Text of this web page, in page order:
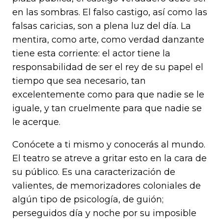
en las sombras. El falso castigo, así como las
falsas caricias, son a plena luz del día. La
mentira, como arte, como verdad danzante
tiene esta corriente: el actor tiene la
responsabilidad de ser el rey de su papel el
tiempo que sea necesario, tan
excelentemente como para que nadie se le
iguale, y tan cruelmente para que nadie se
le acerque.
Conócete a ti mismo y conocerás al mundo.
El teatro se atreve a gritar esto en la cara de
su público. Es una caracterización de
valientes, de memorizadores coloniales de
algún tipo de psicología, de guión;
perseguidos día y noche por su imposible